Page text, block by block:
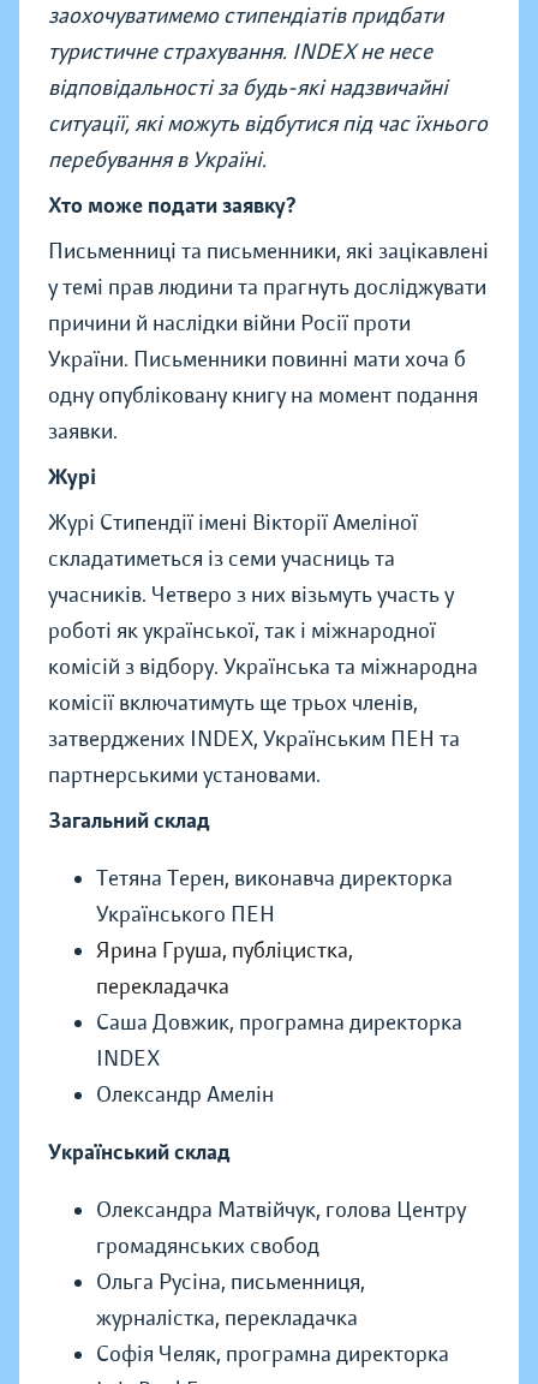
заохочуватимемо стипендіатів придбати
туристичне страхування. INDEX не несе
відповідальності за будь-які надзвичайні
ситуації, які можуть відбутися під час їхнього
перебування в Україні.
Хто може подати заявку?
Письменниці та письменники, які зацікавлені
у темі прав людини та прагнуть досліджувати
причини й наслідки війни Росії проти
України. Письменники повинні мати хоча б
одну опубліковану книгу на момент подання
заявки.
Журі
Журі Стипендії імені Вікторії Амеліної
складатиметься із семи учасниць та
учасників. Четверо з них візьмуть участь у
роботі як української, так і міжнародної
комісій з відбору. Українська та міжнародна
комісії включатимуть ще трьох членів,
затверджених INDEX, Українським ПЕН та
партнерськими установами.
Загальний склад
Тетяна Терен, виконавча директорка
Українського ПЕН
Ярина Груша, публіцистка,
перекладачка
Саша Довжик, програмна директорка
INDEX
Олександр Амелін
Український склад
Олександра Матвійчук, голова Центру
громадянських свобод
Ольга Русіна, письменниця,
журналістка, перекладачка
Софія Челяк, програмна директорка